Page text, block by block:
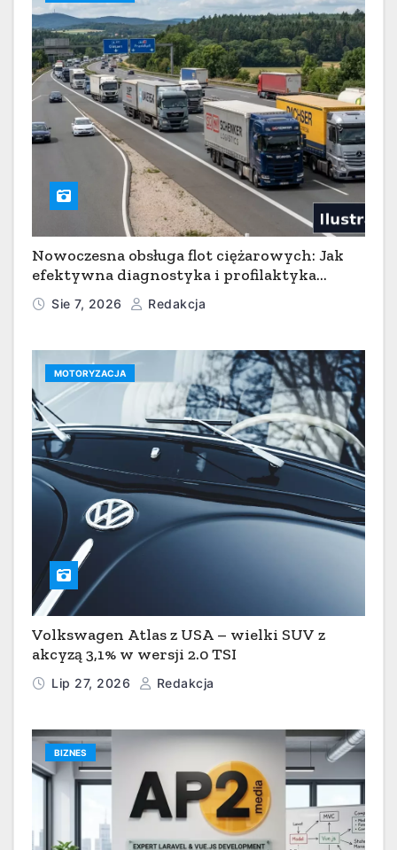
Nowoczesna obsługa flot ciężarowych: Jak
efektywna diagnostyka i profilaktyka
serwisowa minimalizują przestoje w
transporcie
Sie 7, 2026 Redakcja
MOTORYZACJA
Volkswagen Atlas z USA – wielki SUV z
akcyzą 3,1% w wersji 2.0 TSI
Lip 27, 2026 Redakcja
BIZNES